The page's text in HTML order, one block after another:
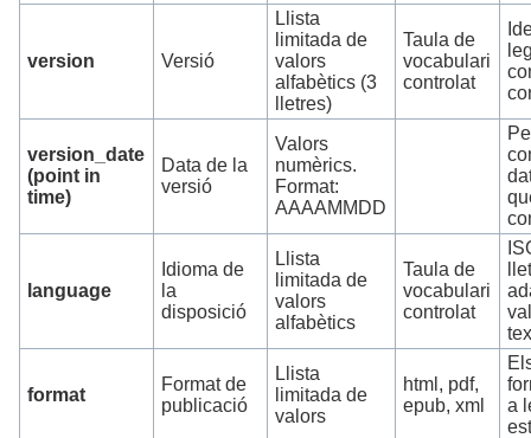
version Versió
Llista
limitada de
valors
alfabètics (3
lletres)
Taula de
vocabulari
controlat
version_date
(point in
time)
Data de la
versió
Valors
numèrics.
Format:
AAAAMMDD
language
Idioma de
la
disposició
Llista
limitada de
valors
alfabètics
Taula de
vocabulari
controlat
format
Format de
publicació
Llista
limitada de
valors
html, pdf,
epub, xml
a